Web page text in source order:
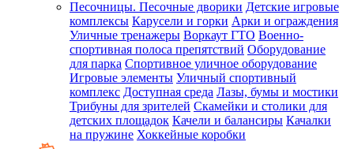
Песочницы. Песочные дворики Детские игровые
комплексы Карусели и горки Арки и ограждения
Уличные тренажеры Воркаут ГТО Военно-
спортивная полоса препятствий Оборудование
для парка Спортивное уличное оборудование
Игровые элементы Уличный спортивный
комплекс Доступная среда Лазы, бумы и мостики
Трибуны для зрителей Скамейки и столики для
детских площадок Качели и балансиры Качалки
на пружине Хоккейные коробки